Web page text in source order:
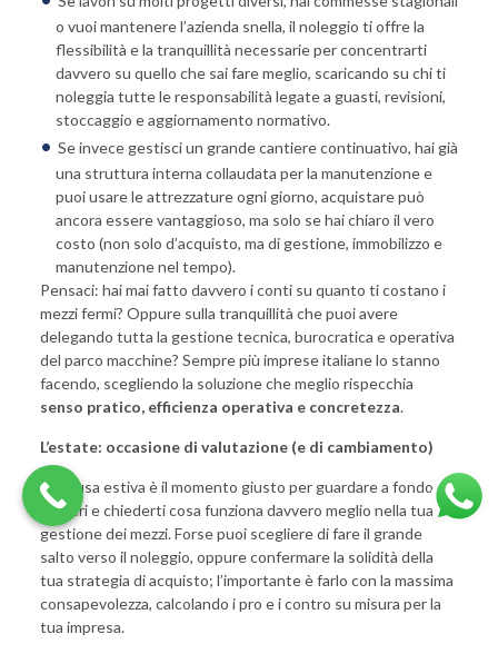
o vuoi mantenere l’azienda snella, il noleggio ti offre la
flessibilità e la tranquillità necessarie per concentrarti
davvero su quello che sai fare meglio, scaricando su chi ti
noleggia tutte le responsabilità legate a guasti, revisioni,
stoccaggio e aggiornamento normativo.
Se invece gestisci un grande cantiere continuativo, hai già
una struttura interna collaudata per la manutenzione e
puoi usare le attrezzature ogni giorno, acquistare può
ancora essere vantaggioso, ma solo se hai chiaro il vero
costo (non solo d’acquisto, ma di gestione, immobilizzo e
manutenzione nel tempo).
Pensaci: hai mai fatto davvero i conti su quanto ti costano i
mezzi fermi? Oppure sulla tranquillità che puoi avere
delegando tutta la gestione tecnica, burocratica e operativa
del parco macchine? Sempre più imprese italiane lo stanno
facendo, scegliendo la soluzione che meglio rispecchia
senso pratico, efficienza operativa e concretezza.
L’estate: occasione di valutazione (e di cambiamento)
La pausa estiva è il momento giusto per guardare a fondo i
numeri e chiederti cosa funziona davvero meglio nella tua
gestione dei mezzi. Forse puoi scegliere di fare il grande
salto verso il noleggio, oppure confermare la solidità della
tua strategia di acquisto; l’importante è farlo con la massima
consapevolezza, calcolando i pro e i contro su misura per la
tua impresa.